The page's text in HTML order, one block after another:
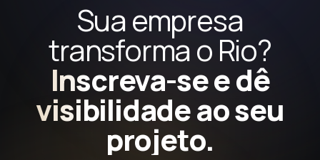
Sua empresa
transforma o Rio?
Inscreva-se e dê
visibilidade ao seu
projeto.